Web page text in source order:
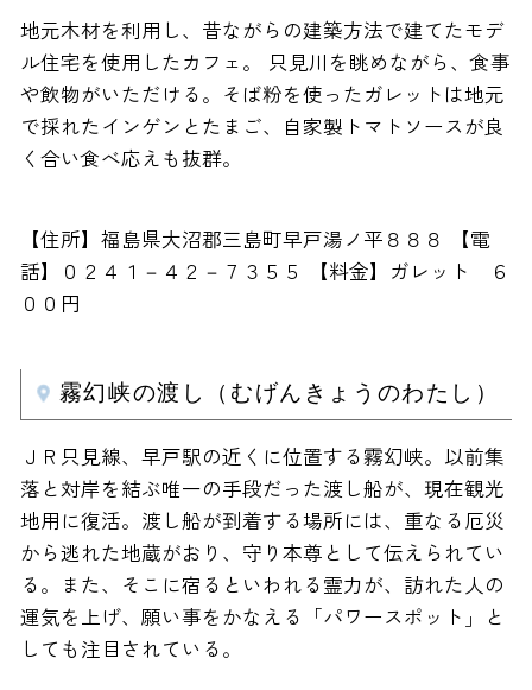
地元木材を利用し、昔ながらの建築方法で建てたモデ
ル住宅を使用したカフェ。 只見川を眺めながら、食事
や飲物がいただける。そば粉を使ったガレットは地元
で採れたインゲンとたまご、自家製トマトソースが良
く合い食べ応えも抜群。
【住所】福島県大沼郡三島町早戸湯ノ平８８８ 【電
話】０２４１－４２－７３５５ 【料金】ガレット ６
００円
霧幻峡の渡し（むげんきょうのわたし）
ＪＲ只見線、早戸駅の近くに位置する霧幻峡。以前集
落と対岸を結ぶ唯一の手段だった渡し船が、現在観光
地用に復活。渡し船が到着する場所には、重なる厄災
から逃れた地蔵がおり、守り本尊として伝えられてい
る。また、そこに宿るといわれる霊力が、訪れた人の
運気を上げ、願い事をかなえる「パワースポット」と
しても注目されている。